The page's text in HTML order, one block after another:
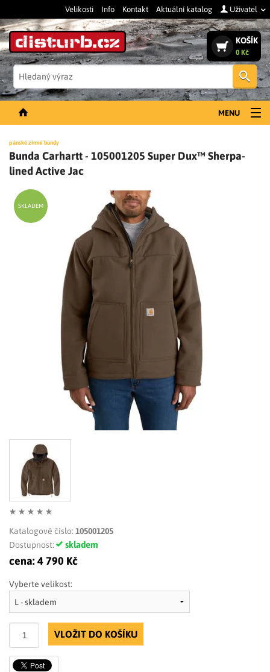
Velikosti Info Kontakt Aktuální katalog Uživatel
KOŠÍK
0 Kč
MENU
PÁNSKÉ OBLEČENÍ
DOPLŇKY
SLEVY A VÝPRODEJ
LIMITOVANÉ EDICE
pánské zimní bundy
Bunda Carhartt - 105001205 Super Dux™ Sherpa-
lined Active Jac
SKLADEM
Katalogové číslo: 105001205
Dostupnost:
skladem
cena:4 790 Kč
Vyberte velikost:
VLOŽIT DO KOŠÍKU